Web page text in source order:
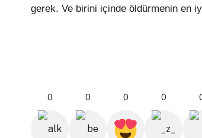
gerek. Ve birini içinde öldürmenin en
0 0 0 0